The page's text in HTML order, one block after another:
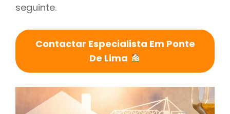
seguinte.
Contactar Especialista Em Ponte
De Lima